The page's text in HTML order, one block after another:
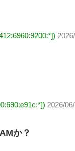
2026/
か？